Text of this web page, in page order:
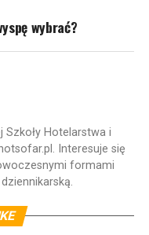
wybrać?
Szkoły Hotelarstwa i
Interesuje się
formami